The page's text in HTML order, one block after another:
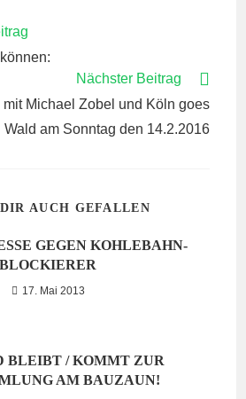
Nächster Beitrag
Michael Zobel und Köln goes
Wald am Sonntag den 14.2.2016
AUCH GEFALLEN
GEGEN KOHLEBAHN-
BLOCKIERER
17. Mai 2013
BLEIBT / KOMMT ZUR
AM BAUZAUN!